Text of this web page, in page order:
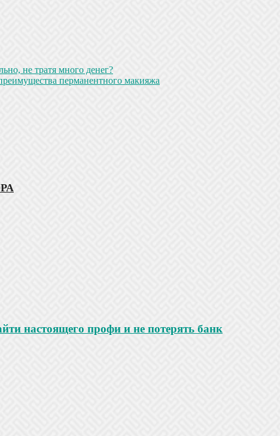
не тратя много денег?
перманентного макияжа
настоящего профи и не потерять банк